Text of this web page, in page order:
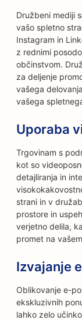
Družbeni mediji
vašo spletno
Instagram in
z rednimi
občinstvom.
za deljenje
vašega
vašega
Uporaba
Trgovinam s
kot so
detajliranja in
strani in v
prostore in
verjetno delila,
promet na
Izvajanje
Oblikovanje e-
ekskluzivnih
lahko zelo